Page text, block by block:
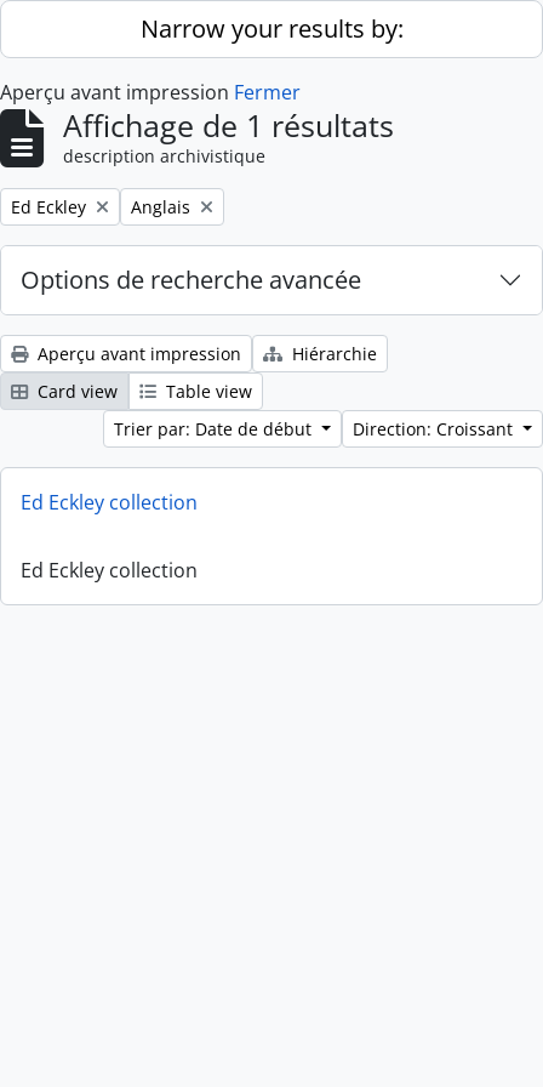
Skip to main contentNarrow your results by:
Aperçu avant impression Fermer
Affichage de 1 résultats
description archivistique
Remove filter:
Ed Eckley Remove filter:
Anglais
Options de recherche avancée
Aperçu avant impression
Hiérarchie
Card view
Table view
Trier par: Date de début
Direction: Croissant
Ed Eckley collection
Ed Eckley collection